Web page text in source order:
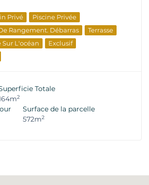
Privé
Piscine Privée
Rangement. Débarras
Terrasse
Sur L'océan
Exclusif
Totale
2
Surface de la parcelle
572m2